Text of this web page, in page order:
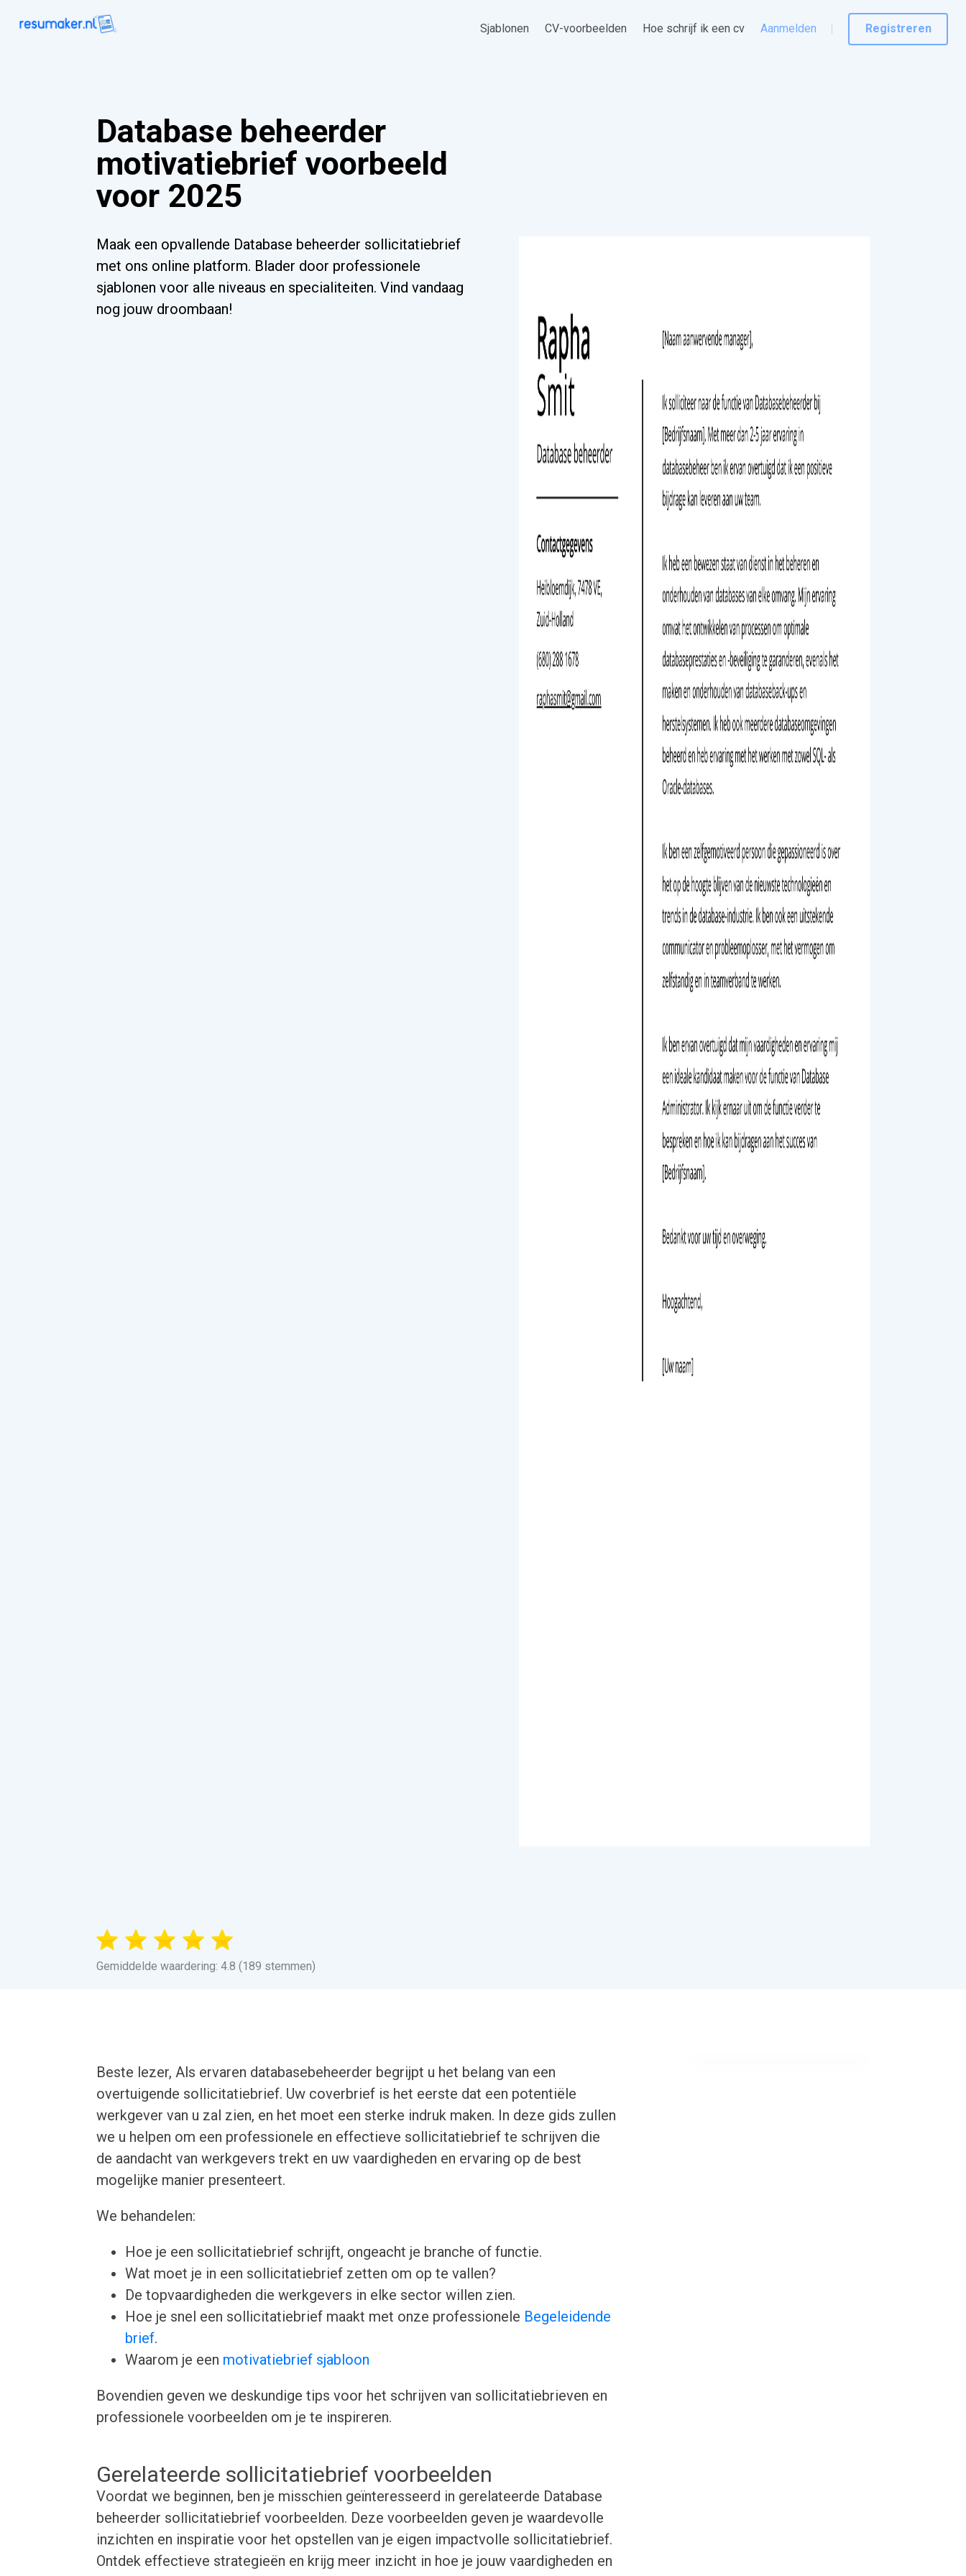
Sjablonen CV-voorbeelden Hoe schrijf ik een cv Aanmelden Registreren
Database beheerder
motivatiebrief voorbeeld
voor 2025
Maak een opvallende Database beheerder sollicitatiebrief
met ons online platform. Blader door professionele
sjablonen voor alle niveaus en specialiteiten. Vind vandaag
nog jouw droombaan!
Gemiddelde waardering: 4.8 (189 stemmen)
Beste lezer, Als ervaren databasebeheerder begrijpt u het belang van een
overtuigende sollicitatiebrief. Uw coverbrief is het eerste dat een potentiële
werkgever van u zal zien, en het moet een sterke indruk maken. In deze gids zullen
we u helpen om een professionele en effectieve sollicitatiebrief te schrijven die
de aandacht van werkgevers trekt en uw vaardigheden en ervaring op de best
mogelijke manier presenteert.
We behandelen:
Hoe je een sollicitatiebrief schrijft, ongeacht je branche of functie.
Wat moet je in een sollicitatiebrief zetten om op te vallen?
De topvaardigheden die werkgevers in elke sector willen zien.
Hoe je snel een sollicitatiebrief maakt met onze professionele Begeleidende
brief.
Waarom je een motivatiebrief sjabloon
Bovendien geven we deskundige tips voor het schrijven van sollicitatiebrieven en
professionele voorbeelden om je te inspireren.
Gerelateerde sollicitatiebrief voorbeelden
Voordat we beginnen, ben je misschien geïnteresseerd in gerelateerde Database
beheerder sollicitatiebrief voorbeelden. Deze voorbeelden geven je waardevolle
inzichten en inspiratie voor het opstellen van je eigen impactvolle sollicitatiebrief.
Ontdek effectieve strategieën en krijg meer inzicht in hoe je jouw vaardigheden en